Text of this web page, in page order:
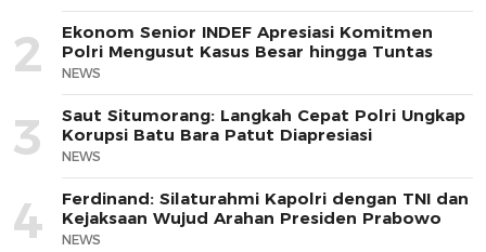
2
Ekonom Senior INDEF Apresiasi Komitmen
Polri Mengusut Kasus Besar hingga Tuntas
NEWS
3
Saut Situmorang: Langkah Cepat Polri Ungkap
Korupsi Batu Bara Patut Diapresiasi
NEWS
4
Ferdinand: Silaturahmi Kapolri dengan TNI dan
Kejaksaan Wujud Arahan Presiden Prabowo
NEWS